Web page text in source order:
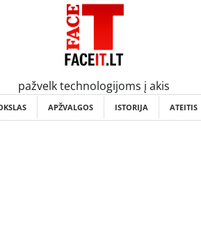
pažvelk technologijoms į akis
APŽVALGOS ISTORIJA ATEITIS